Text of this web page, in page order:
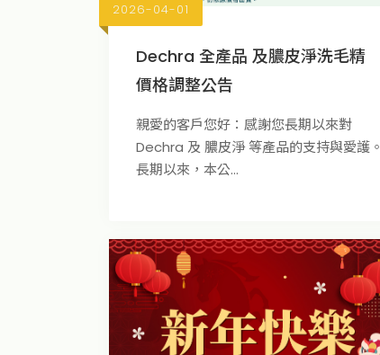
2026-04-01
Dechra 全產品 及膿皮淨洗毛精
價格調整公告
親愛的客戶您好：感謝您長期以來對
Dechra 及 膿皮淨 等產品的支持與愛護。
長期以來，本公...